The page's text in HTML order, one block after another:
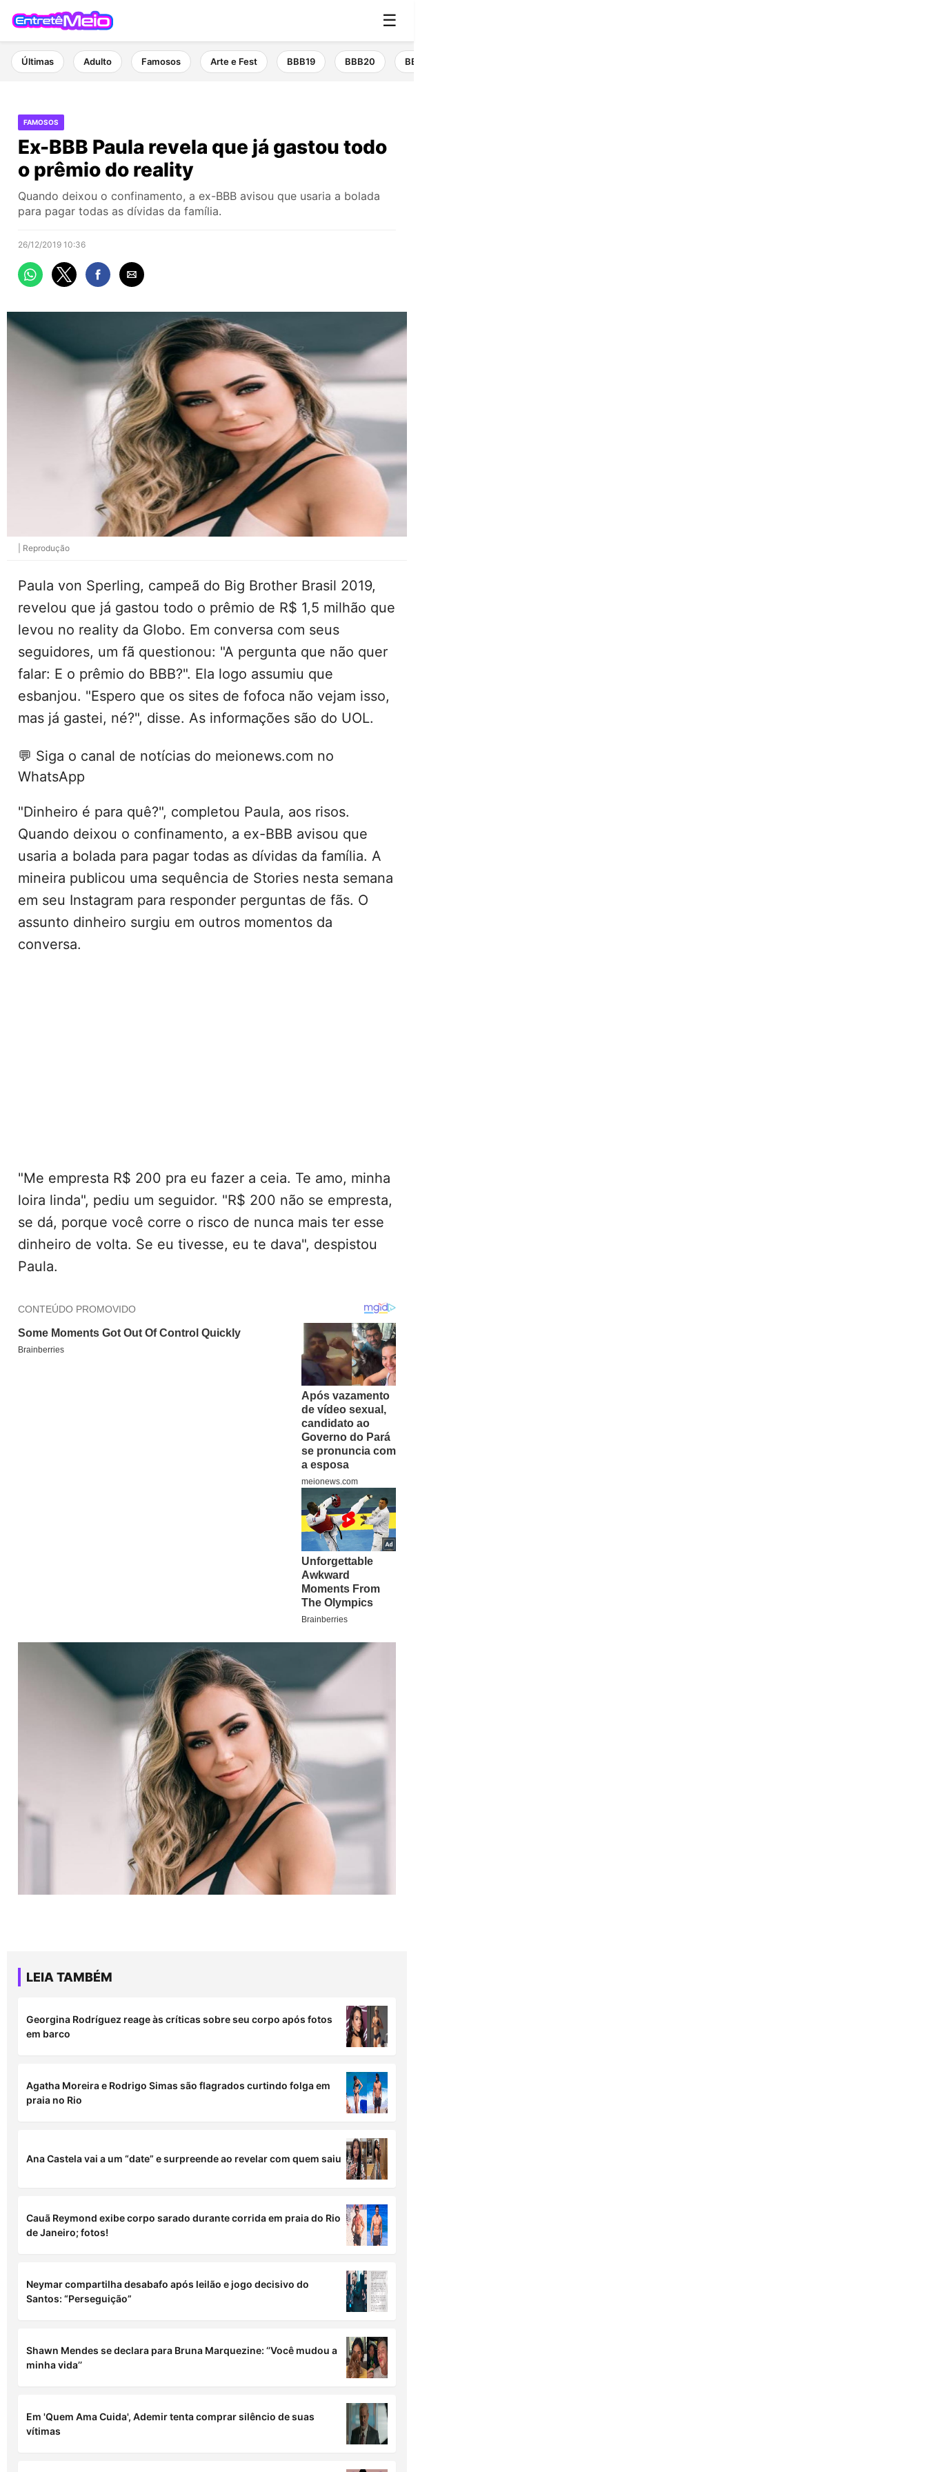
☰
Últimas Adulto Famosos Arte e Fest BBB19 BBB20 BBB21
FAMOSOS
Ex-BBB Paula revela que já gastou todo
o prêmio do reality
Quando deixou o confinamento, a ex-BBB avisou que usaria a bolada
para pagar todas as dívidas da família.
26/12/2019 10:36
| Reprodução
Paula von Sperling, campeã do Big Brother Brasil 2019,
revelou que já gastou todo o prêmio de R$ 1,5 milhão que
levou no reality da Globo. Em conversa com seus
seguidores, um fã questionou: "A pergunta que não quer
falar: E o prêmio do BBB?". Ela logo assumiu que
esbanjou. "Espero que os sites de fofoca não vejam isso,
mas já gastei, né?", disse. As informações são do UOL.
💬 Siga o canal de notícias do meionews.com no
WhatsApp
"Dinheiro é para quê?", completou Paula, aos risos.
Quando deixou o confinamento, a ex-BBB avisou que
usaria a bolada para pagar todas as dívidas da família. A
mineira publicou uma sequência de Stories nesta semana
em seu Instagram para responder perguntas de fãs. O
assunto dinheiro surgiu em outros momentos da
conversa.
"Me empresta R$ 200 pra eu fazer a ceia. Te amo, minha
loira linda", pediu um seguidor. "R$ 200 não se empresta,
se dá, porque você corre o risco de nunca mais ter esse
dinheiro de volta. Se eu tivesse, eu te dava", despistou
Paula.
LEIA TAMBÉM
Georgina Rodríguez reage às críticas sobre seu corpo após fotos
em barco
Agatha Moreira e Rodrigo Simas são flagrados curtindo folga em
praia no Rio
Ana Castela vai a um “date” e surpreende ao revelar com quem saiu
Cauã Reymond exibe corpo sarado durante corrida em praia do Rio
de Janeiro; fotos!
Neymar compartilha desabafo após leilão e jogo decisivo do
Santos: “Perseguição”
Shawn Mendes se declara para Bruna Marquezine: ‘’Você mudou a
minha vida’’
Em 'Quem Ama Cuida', Ademir tenta comprar silêncio de suas
vítimas